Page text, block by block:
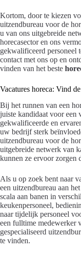
Kortom, door te kiezen
uitzendbureau voor de
u van ons uitgebreide
horecasector en ons
gekwalificeerd personeel
contact met ons op en
vinden van het beste
Vacatures horeca: Vind
Bij het runnen van een
juiste kandidaat voor een
gekwalificeerde en
uw bedrijf sterk
uitzendbureau voor de
uitgebreide netwerk van
kunnen ze ervoor zorgen
Als u op zoek bent naar
een uitzendbureau aan
scala aan banen in
keukenpersoneel,
naar tijdelijk personeel
een fulltime medewerker
gespecialiseerd
te vinden.